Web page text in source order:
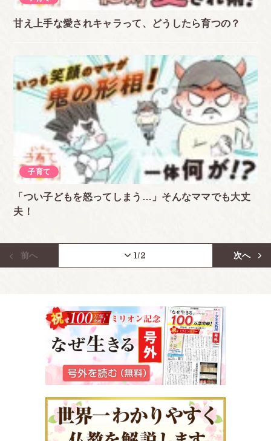
甘え上手な愛されキャラって、どうしたら育つの？
子育て
「つい子どもを怒ってしまう…」そんなママでも大丈
夫！
前へ 1/2 次へ